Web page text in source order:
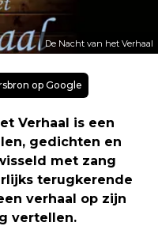
De Nacht van het Verhaal
op Google
Verhaal is een
gedichten en
met zang
terugkerende
verhaal op zijn
vertellen.